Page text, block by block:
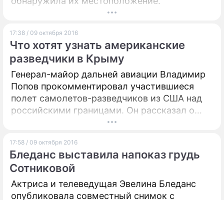
17:38 / 09 октября 2016
Что хотят узнать американские
разведчики в Крыму
Генерал-майор дальней авиации Владимир
Попов прокомментировал участившиеся
полет самолетов-разведчиков из США над
российскими границами. Он рассказал о
том, какую информацию могут собирать
17:58 / 09 октября 2016
Бледанс выставила напоказ грудь
Сотниковой
Актриса и телеведущая Эвелина Бледанс
опубликовала совместный снимок с